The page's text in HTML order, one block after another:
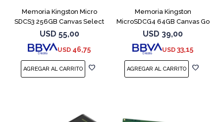
Memoria Kingston Micro
SDCS3 256GB Canvas Select
Plus
USD 55,00
USD 46,75
Memoria Kingston
MicroSDCG4 64GB Canvas Go
Plus V30
USD 39,00
USD 33,15